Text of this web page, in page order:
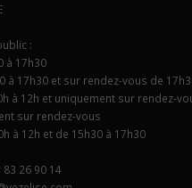
:
à 17h30
à 17h30 et sur rendez-vous de
à 12h et uniquement sur rendez-
sur rendez-vous
à 12h et de 15h30 à 17h30
26 90 14